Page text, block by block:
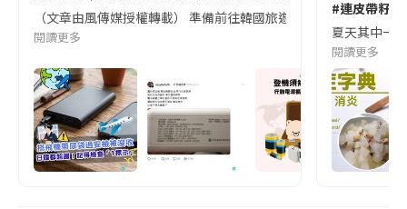
（文章由風傳媒授權轉載） 準備前往韓國旅遊的民眾，近期要
閱讀更多
#連皮帶籽
夏天其中一
閱讀更多